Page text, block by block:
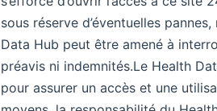
sous réserve d’éventuelles
Data Hub peut être amené à
préavis ni indemnités. ​ Le Health
pour assurer un accès et une